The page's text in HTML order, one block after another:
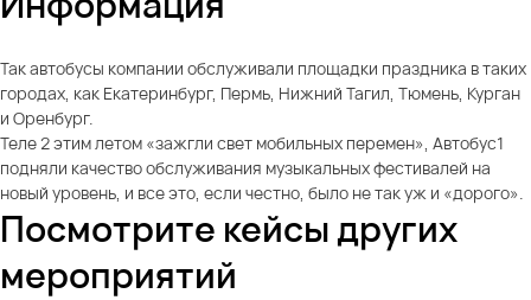
Так автобусы компании обслуживали площадки праздника в таких
городах, как Екатеринбург, Пермь, Нижний Тагил, Тюмень, Курган
и Оренбург.
Теле 2 этим летом «зажгли свет мобильных перемен», Автобус1
подняли качество обслуживания музыкальных фестивалей на
новый уровень, и все это, если честно, было не так уж и «дорого».
Посмотрите кейсы других
мероприятий